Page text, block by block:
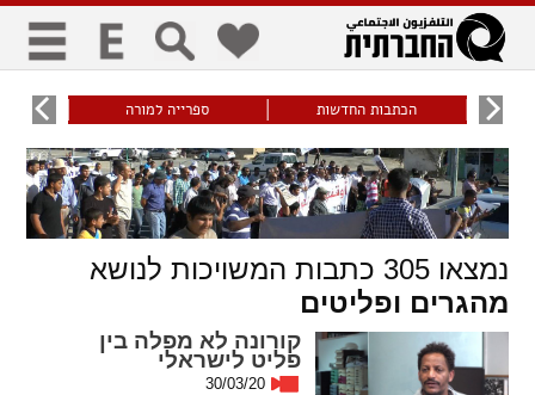
כללי
visibility_off
ביטול הבהובים
keyboard
ניווט מקלדת
title
סימון כותרות
זום
zoom_out
התרחק
zoom_in
התקרב
הכתבות החדשות ספרייה למורה עוני
נמצאו305 כתבות המשויכות לנושא
מהגרים ופליטים
קורונה לא מפלה בין
פליט לישראלי
30/03/20